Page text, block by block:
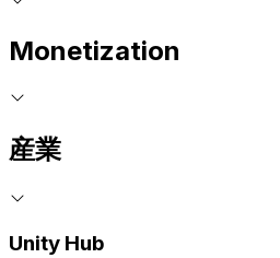
Monetization
産業
Unity Hub